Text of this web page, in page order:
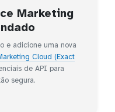
Marketing
e adicione uma nova
Cloud (Exact
de API para
segura.